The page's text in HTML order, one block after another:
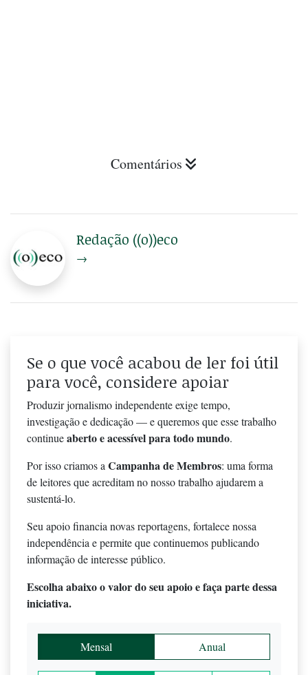
Comentários
Redação ((o))eco
→
Se o que você acabou de ler foi útil
para você, considere apoiar
Produzir jornalismo independente exige tempo,
investigação e dedicação — e queremos que esse trabalho
continueaberto e acessível para todo mundo.
Por isso criamos a Campanha de Membros: uma forma
de leitores que acreditam no nosso trabalho ajudarem a
sustentá-lo.
Seu apoio financia novas reportagens, fortalece nossa
independência e permite que continuemos publicando
informação de interesse público.
Escolha abaixo o valor do seu apoio e faça parte dessa
iniciativa.
Mensal Anual